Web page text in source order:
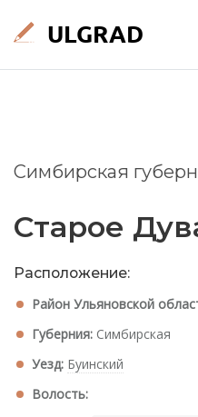
Симбирская
Старое
Расположение:
Район Ульяновской
Губерния: Симбирская
Уезд: Буинский
Волость: